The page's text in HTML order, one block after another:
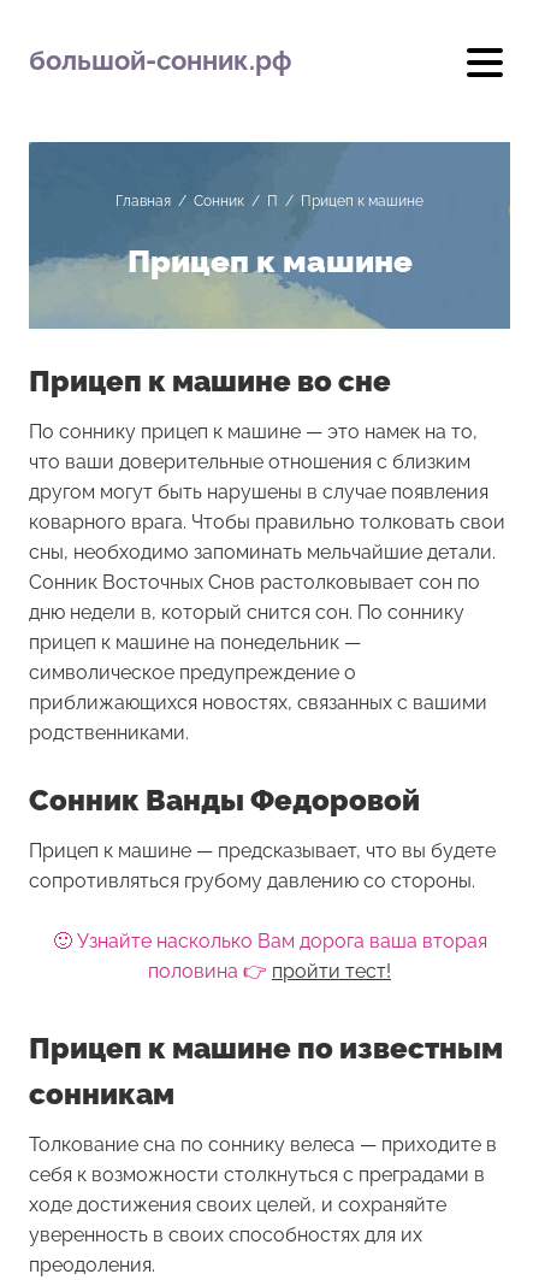
большой-сонник.рф
Главная / Сонник / П / Прицеп к машине
Прицеп к машине
Прицеп к машине во сне
По соннику прицеп к машине — это намек на то,
что ваши доверительные отношения с близким
другом могут быть нарушены в случае появления
коварного врага. Чтобы правильно толковать свои
сны, необходимо запоминать мельчайшие детали.
Сонник Восточных Снов растолковывает сон по
дню недели в, который снится сон. По соннику
прицеп к машине на понедельник —
символическое предупреждение о
приближающихся новостях, связанных с вашими
родственниками.
Сонник Ванды Федоровой
Прицеп к машине — предсказывает, что вы будете
сопротивляться грубому давлению со стороны.
🙂 Узнайте насколько Вам дорога ваша вторая
половина 👉 пройти тест!
Прицеп к машине по известным
сонникам
Толкование сна по соннику велеса — приходите в
себя к возможности столкнуться с преградами в
ходе достижения своих целей, и сохраняйте
уверенность в своих способностях для их
преодоления.